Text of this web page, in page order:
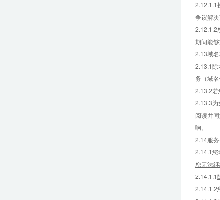
2.12.1.1
争议解
2.12.1.2
期间能
2.13域
2.13.1除
务（域
2.13.2若
2.13.3为
阅读并
响。
2.14服
2.14.1您
您无法
2.14.1.1
2.14.1.2